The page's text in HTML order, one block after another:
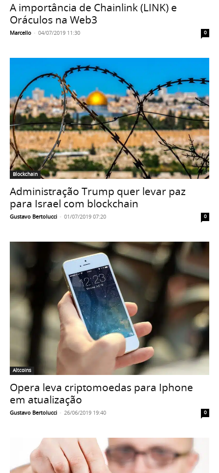
A importância de Chainlink (LINK) e
Oráculos na Web3
Marcello - 04/07/2019 11:30 0
Blockchain
Administração Trump quer levar paz
para Israel com blockchain
Gustavo Bertolucci - 01/07/2019 07:20 0
Altcoins
Opera leva criptomoedas para Iphone
em atualização
Gustavo Bertolucci - 26/06/2019 19:40 0